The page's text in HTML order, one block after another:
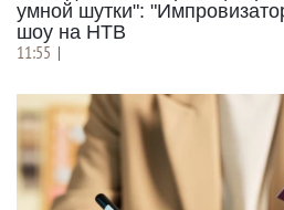
умной шутки":
шоу на НТВ
11:55 |